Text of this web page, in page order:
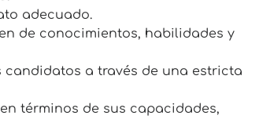
adecuado.
de conocimientos, habilidades y
a través de una estricta
términos de sus capacidades,